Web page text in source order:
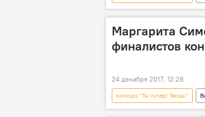
Санкт-Петербург
Маргарита
финалистов
24 декабря 2017, 12:28
конкурс "Ты супер! Танцы"
Один за всех: Эдгарс Гропе в